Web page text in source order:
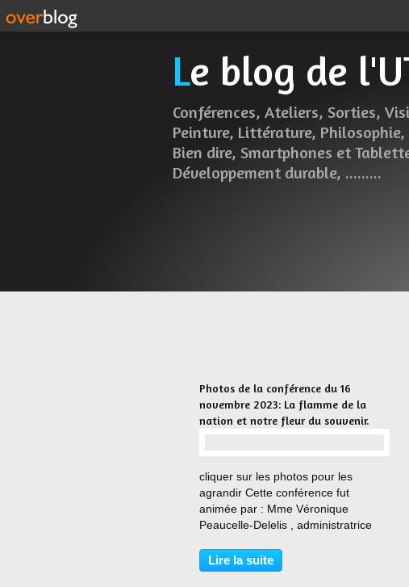
Le blog de
Conférences, Ateliers, Sorties,
Peinture, Littérature,
Bien dire, Smartphones et
Développement durable, .........
Photos de la conférence du 16
novembre 2023: La flamme de la
nation et notre fleur du souvenir.
cliquer sur les photos pour les
agrandir Cette conférence fut
animée par : Mme Véronique
Peaucelle-Delelis , administratrice
de dotation du Bleuet de France et
directrice générale de l'Office
Lire la suite